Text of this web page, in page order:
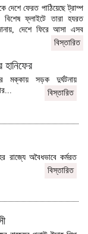
দেশে ফেরত পাঠিয়েছে ট্রাম্প
ফ্লাইটে তারা হযরত
দেশে ফিরে আসা এসব
বিস্তারিত
হানিফের
মক্কায় সড়ক দুর্ঘটনায়
বিস্তারিত
রাজ্যে অবৈধভাবে কর্মরত
বিস্তারিত